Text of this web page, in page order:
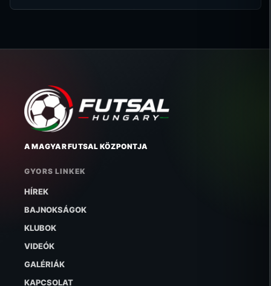
A MAGYAR FUTSAL KÖZPONTJA
GYORS LINKEK
HÍREK
BAJNOKSÁGOK
KLUBOK
VIDEÓK
GALÉRIÁK
KAPCSOLAT